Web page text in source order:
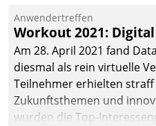
Cloud-Strategien und -
Lösungen mit hohem
Zukunftspotenzial.
Anwendertreffen
Workout 2021:
Am 28. April 2021 fand
diesmal als rein virtuelle
Teilnehmer erhielten
Zukunftsthemen und
wurden die Top-